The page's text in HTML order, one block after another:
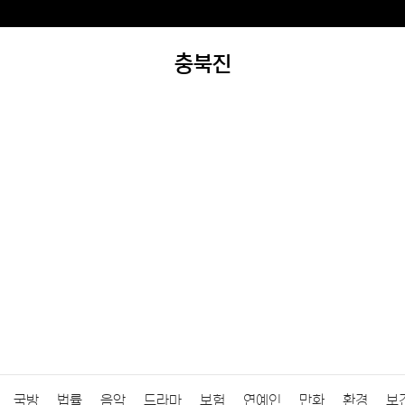
충북진
국방 법률 음악 드라마 보험 연예인 만화 환경 보